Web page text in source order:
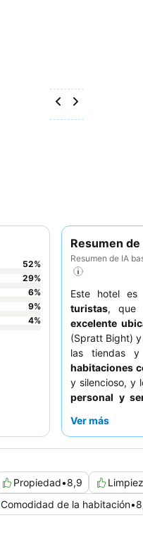
Resumen
Resumen de IA
Este hotel
turistas, que
excelente
(Spratt Bight)
las tiendas y
habitaciones
y silencioso, y
personal y
Ver más
Propiedad•8,9
Comodidad de la habitación•
52%
29%
6%
9%
4%